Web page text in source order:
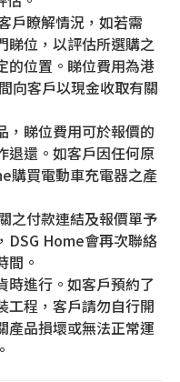
戶瞭解情況，如若需
睇位，以評估所選購之
的位置。睇位費用為港
向客戶以現金收取有關
，睇位費用可於報價的
退還。如客戶因任何原
購買電動車充電器之產
之付款連結及報價單予
DSG Home會再次聯絡
間。
時進行。如客戶預約了
工程，客戶請勿自行開
產品損壞或無法正常運